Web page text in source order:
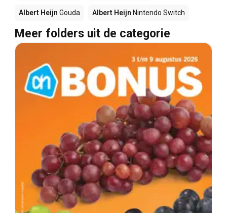
Albert Heijn Gouda Albert Heijn Nintendo Switch
Meer folders uit de categorie